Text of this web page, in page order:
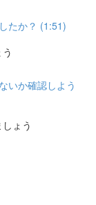
たか？ (1:51)
いか確認しよう
ょう